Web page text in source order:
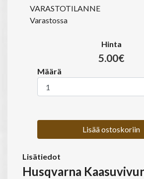
VARASTOTILANNE
Varastossa
Hinta
5.00€
Määrä
Lisää ostoskoriin
Lisätiedot
Husqvarna